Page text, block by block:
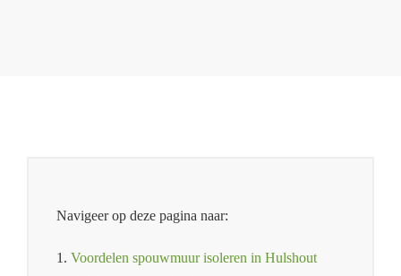
Navigeer op deze pagina naar:
1. Voordelen spouwmuur isoleren in Hulshout